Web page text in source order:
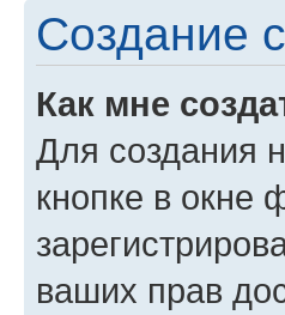
Создание
Как мне
Для создания
кнопке в окне
ваших прав